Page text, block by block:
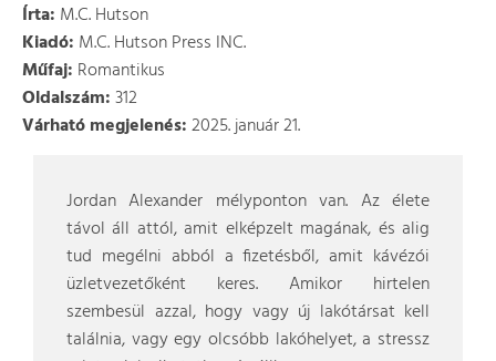
Írta: M.C. Hutson
Kiadó: M.C. Hutson Press INC.
Műfaj: Romantikus
Oldalszám:312
Várható megjelenés:2025. január 21.
Jordan Alexander mélyponton van. Az élete
távol áll attól, amit elképzelt magának, és alig
tud megélni abból a fizetésből, amit kávézói
üzletvezetőként keres. Amikor hirtelen
szembesül azzal, hogy vagy új lakótársat kell
találnia, vagy egy olcsóbb lakóhelyet, a stressz